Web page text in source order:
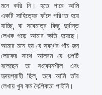
মনে করি নি। হতে পারে আমি
একটি সাহিত্যের ফাঁদে পরিণত হয়ে
যাচ্ছি, বা সবেমাত্র কিছু দুর্দান্ত
লেখক পড়ে আমার ক্ষতি হয়েছে।
আমার মনে হয় যে স্বর্গের পাঁচ জন
লোকের সাথে আলবম যে গল্পটি
বলেছেন তা সংবেদনশীল এবং
হৃদয়গ্রাহী ছিল, তবে আমি তাঁর
লেখায় খুব কম শৈল্পিকতা পাইনি।